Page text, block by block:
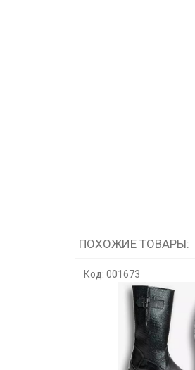
ПОХОЖИЕ ТОВАРЫ:
Код: 000636